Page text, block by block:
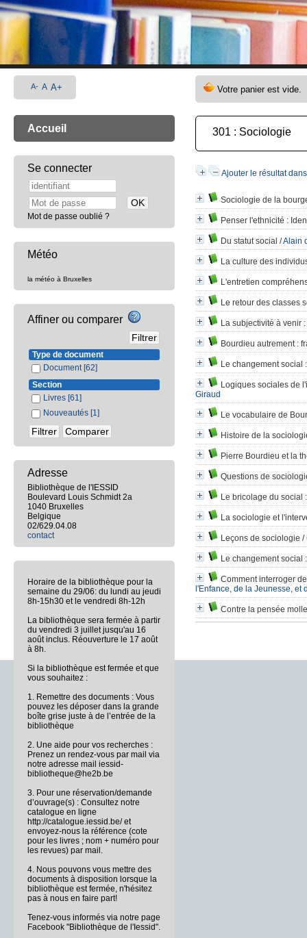
301 : Sociologie
Ajouter le résultat
Sociologie de la
Penser l'ethnicité :
Du statut social /Alain
La culture des
L'entretien
Le retour des classes
La subjectivité à venir
Bourdieu autrement:
Le changement social
Logiques sociales de
Giraud
Le vocabulaire de
Histoire de la
Pierre Bourdieu et la
Questions de
Le bricolage du social
La sociologie et
Leçons de sociologie /
Le changement social
Comment interroger
l'Enfance, de la Jeunesse, et
Contre la pensée molle
A- A A+
Accueil
Se connecter
Mot de passe oublié ?
Météo
la météo à Bruxelles
Affiner ou comparer
Type de document
Document [62]
Section
Livres [61]
Nouveautés [1]
Adresse
Bibliothèque de l'IESSID
Boulevard Louis Schmidt 2a
1040 Bruxelles
Belgique
02/629.04.08
contact
Horaire de la bibliothèque pour la
semaine du 29/06: du lundi au jeudi
8h-15h30 et le vendredi 8h-12h
La bibliothèque sera fermée à partir
du vendredi 3 juillet jusqu'au 16
août inclus. Réouverture le 17 août
à 8h.
Si la bibliothèque est fermée et que
vous souhaitez :
1. Remettre des documents : Vous
pouvez les déposer dans la grande
boîte grise juste à de l’entrée de la
bibliothèque
2. Une aide pour vos recherches :
Prenez un rendez-vous par mail via
notre adresse mail iessid-
bibliotheque@he2b.be
3. Pour une réservation/demande
d’ouvrage(s) : Consultez notre
catalogue en ligne
http://catalogue.iessid.be/ et
envoyez-nous la référence (cote
pour les livres ; nom + numéro pour
les revues) par mail.
4. Nous pouvons vous mettre des
documents à disposition lorsque la
bibliothèque est fermée, n'hésitez
pas à nous en faire part!
Tenez-vous informés via notre page
Facebook "Bibliothèque de l'Iessid".